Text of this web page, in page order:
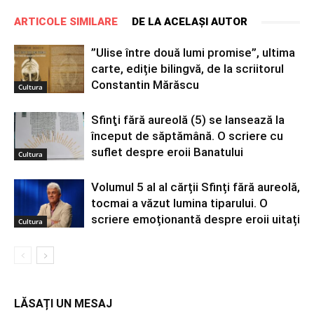
ARTICOLE SIMILARE DE LA ACELAȘI AUTOR
Cultura
”Ulise între două lumi promise”, ultima
carte, ediție bilingvă, de la scriitorul
Constantin Mărăscu
Cultura
Sfinţi fără aureolă (5) se lansează la
început de săptămână. O scriere cu
suflet despre eroii Banatului
Cultura
Volumul 5 al al cărții Sfinți fără aureolă,
tocmai a văzut lumina tiparului. O
scriere emoționantă despre eroii uitați
LĂSAȚI UN MESAJ